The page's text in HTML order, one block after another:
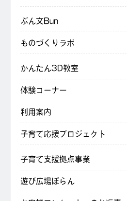
ぶん文Bun
ものづくりラボ
かんたん3D教室
体験コーナー
利用案内
子育て応援プロジェクト
子育て支援拠点事業
遊び広場ぽらん